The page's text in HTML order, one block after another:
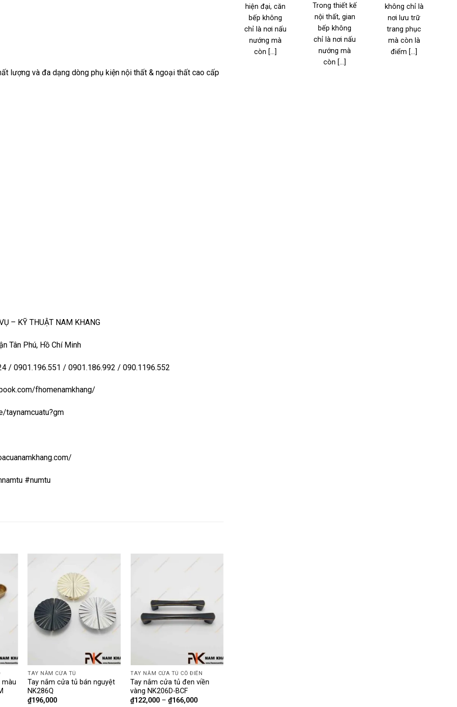
lượng và đa dạng dòng phụ kiện nội thất & ngoại thất cao cấp
– KỸ THUẬT NAM KHANG
Tân Phú, Hồ Chí Minh
/ 0901.196.551 / 0901.186.992 / 090.1196.552
fhomenamkhang/
taynamcuatu?gm
#numtu
màu
TAY NẮM CỬA TỦ
Tay nắm cửa tủ bán nguyệt
NK286Q
₫196,000
TAY NẮM CỬA TỦ CỔ ĐIỂN
Tay nắm cửa tủ đen viền
vàng NK206D-BCF
₫122,000 –₫166,000
hiện đại, căn
bếp không
chỉ là nơi nấu
nướng mà
còn [...]
Trong thiết kế
nội thất, gian
bếp không
chỉ là nơi nấu
nướng mà
còn [...]
không chỉ là
nơi lưu trữ
trang phục
mà còn là
điểm [...]
[...]
[...]